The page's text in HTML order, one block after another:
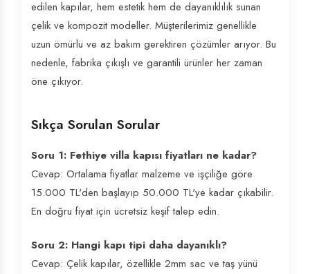
edilen kapılar, hem estetik hem de dayanıklılık sunan
çelik ve kompozit modeller. Müşterilerimiz genellikle
uzun ömürlü ve az bakım gerektiren çözümler arıyor. Bu
nedenle, fabrika çıkışlı ve garantili ürünler her zaman
öne çıkıyor.
Sıkça Sorulan Sorular
Soru 1: Fethiye villa kapısı fiyatları ne kadar?
Cevap: Ortalama fiyatlar malzeme ve işçiliğe göre
15.000 TL'den başlayıp 50.000 TL'ye kadar çıkabilir.
En doğru fiyat için ücretsiz keşif talep edin.
Soru 2: Hangi kapı tipi daha dayanıklı?
Cevap: Çelik kapılar, özellikle 2mm sac ve taş yünü